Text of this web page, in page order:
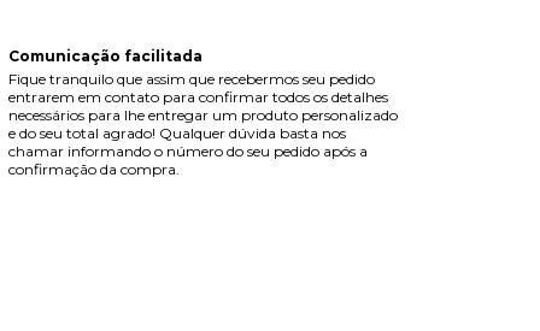
Comunicação facilitada
Fique tranquilo que assim que recebermos seu pedido
entrarem em contato para confirmar todos os detalhes
necessários para lhe entregar um produto personalizado
e do seu total agrado! Qualquer dúvida basta nos
chamar informando o número do seu pedido após a
confirmação da compra.